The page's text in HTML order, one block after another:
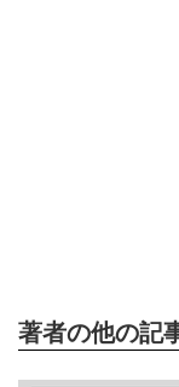
著者の他の記